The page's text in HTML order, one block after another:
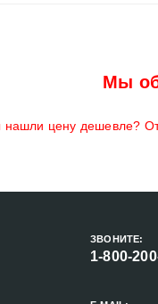
Мы
нашли цену дешевле?
ЗВОНИТЕ:
1-800-